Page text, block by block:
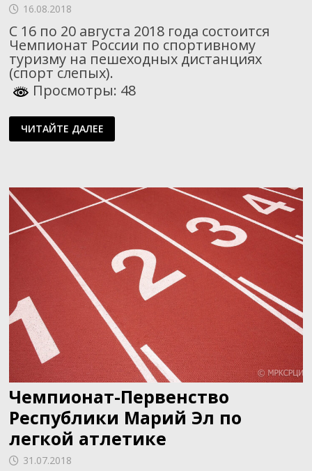
16.08.2018
C 16 по 20 августа 2018 года состоится
Чемпионат России по спортивному
туризму на пешеходных дистанциях
(спорт слепых).
Просмотры: 48
ЧЕМПИОНАТ
РОССИИ
ПО
ДИСТАНЦИЯХ
(СПОРТ
СЛЕПЫХ)
ЧИТАЙТЕ ДАЛЕЕ
Чемпионат-Первенство
Республики Марий Эл по
легкой атлетике
31.07.2018